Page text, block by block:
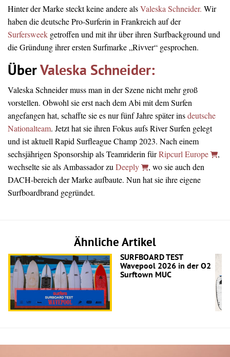
Hinter der Marke steckt keine andere alsValeska Schneider. Wir
haben die deutsche Pro-Surferin in Frankreich auf der
Surfersweek getroffen und mit ihr über ihren Surfbackground und
die Gründung ihrer ersten Surfmarke „Rivver“ gesprochen.
ÜberValeska Schneider:
Valeska Schneider muss man in der Szene nicht mehr groß
vorstellen. Obwohl sie erst nach dem Abi mit dem Surfen
angefangen hat, schaffte sie es nur fünf Jahre später insdeutsche
Nationalteam. Jetzt hat sie ihren Fokus aufs River Surfen gelegt
und ist aktuell Rapid Surfleague Champ 2023. Nach einem
sechsjährigen Sponsorship als Teamriderin fürRipcurl Europe
,
wechselte sie als Ambassador zu Deeply
, wo sie auch den
DACH-bereich der Marke aufbaute. Nun hat sie ihre eigene
Surfboardbrand gegründet.
Ähnliche Artikel
SURFBOARD TEST
Wavepool 2026 in der O2
Surftown MUC